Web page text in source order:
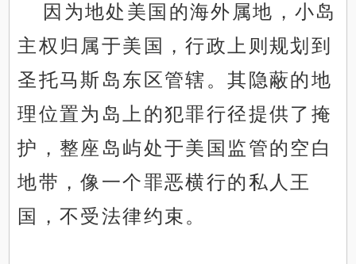
因为地处美国的海外属地，小岛
主权归属于美国，行政上则规划到
圣托马斯岛东区管辖。其隐蔽的地
理位置为岛上的犯罪行径提供了掩
护，整座岛屿处于美国监管的空白
地带，像一个罪恶横行的私人王
国，不受法律约束。